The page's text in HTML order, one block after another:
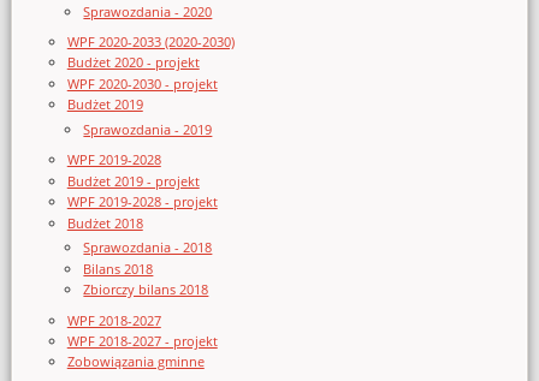
Sprawozdania - 2020
WPF 2020-2033 (2020-2030)
Budżet 2020 - projekt
WPF 2020-2030 - projekt
Budżet 2019
Sprawozdania - 2019
WPF 2019-2028
Budżet 2019 - projekt
WPF 2019-2028 - projekt
Budżet 2018
Sprawozdania - 2018
Bilans 2018
Zbiorczy bilans 2018
WPF 2018-2027
WPF 2018-2027 - projekt
Zobowiązania gminne